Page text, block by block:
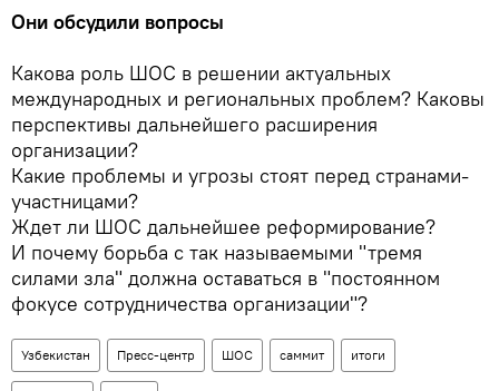
Они обсудили вопросы
Какова роль ШОС в решении актуальных
международных и региональных проблем? Каковы
перспективы дальнейшего расширения
организации?
Какие проблемы и угрозы стоят перед странами-
участницами?
Ждет ли ШОС дальнейшее реформирование?
И почему борьба с так называемыми "тремя
силами зла" должна оставаться в "постоянном
фокусе сотрудничества организации"?
Узбекистан Пресс-центр ШОС саммит итоги